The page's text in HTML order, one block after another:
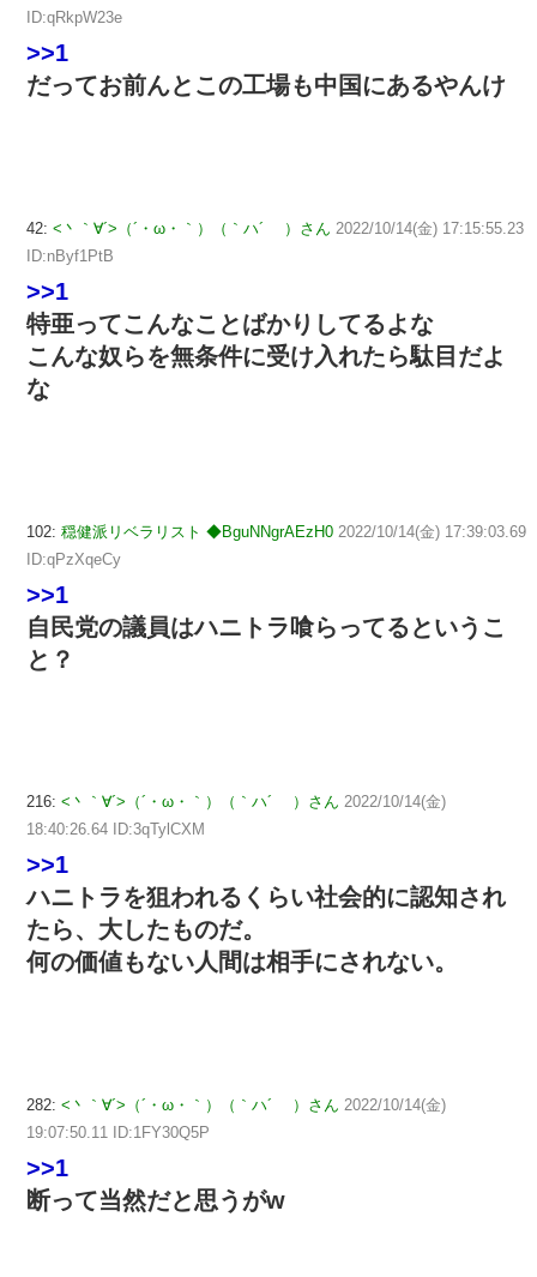
ID:qRkpW23e
>>1
だってお前んとこの工場も中国にあるやんけ
42: <丶｀∀´>（´・ω・｀）（｀ハ´ ）さん 2022/10/14(金) 17:15:55.23
ID:nByf1PtB
>>1
特亜ってこんなことばかりしてるよな
こんな奴らを無条件に受け入れたら駄目だよ
な
102: 穏健派リベラリスト ◆BguNNgrAEzH0 2022/10/14(金) 17:39:03.69
ID:qPzXqeCy
>>1
自民党の議員はハニトラ喰らってるというこ
と？
216: <丶｀∀´>（´・ω・｀）（｀ハ´ ）さん 2022/10/14(金)
18:40:26.64 ID:3qTylCXM
>>1
ハニトラを狙われるくらい社会的に認知され
たら、大したものだ。
何の価値もない人間は相手にされない。
282: <丶｀∀´>（´・ω・｀）（｀ハ´ ）さん 2022/10/14(金)
19:07:50.11 ID:1FY30Q5P
>>1
断って当然だと思うがw